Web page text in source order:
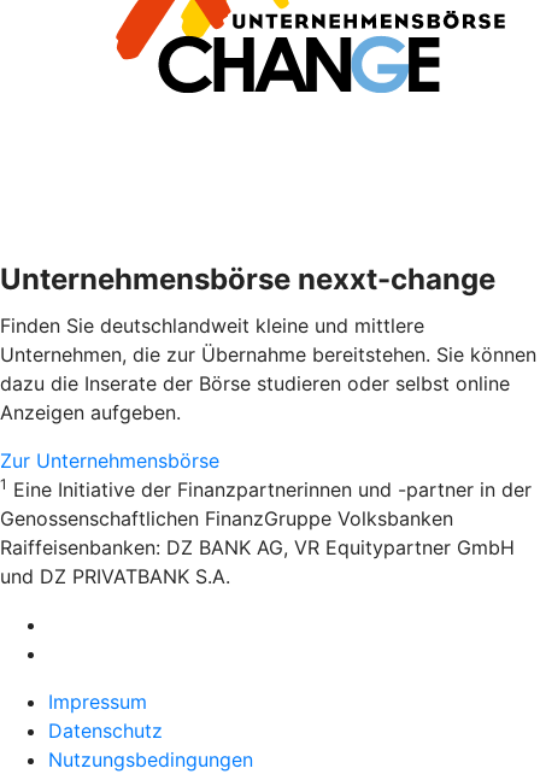
Unternehmensbörse nexxt-change
Finden Sie deutschlandweit kleine und mittlere
Unternehmen, die zur Übernahme bereitstehen. Sie können
dazu die Inserate der Börse studieren oder selbst online
Anzeigen aufgeben.
Zur Unternehmensbörse
1 Eine Initiative der Finanzpartnerinnen und -partner in der
Genossenschaftlichen FinanzGruppe Volksbanken
Raiffeisenbanken: DZ BANK AG, VR Equitypartner GmbH
und DZ PRIVATBANK S.A.
Impressum
Datenschutz
Nutzungsbedingungen